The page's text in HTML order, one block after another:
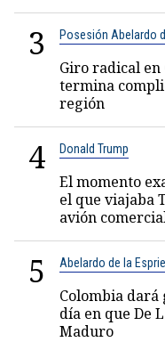
3 Posesión Abelardo
Giro radical en
termina
región
4 Donald Trump
El momento
el que viajaba
avión
5 Abelardo de la
Colombia dará
día en que De
Maduro